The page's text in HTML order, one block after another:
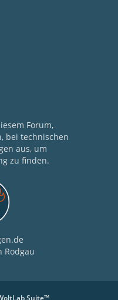
Forum,
bei technischen
aus, um
zu finden.
Suite™